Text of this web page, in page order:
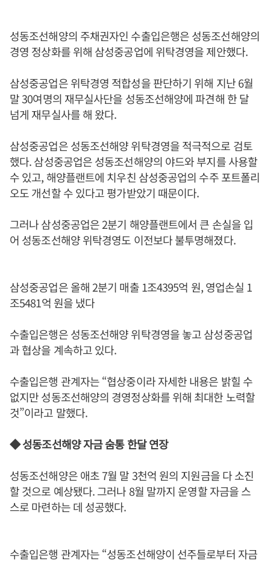
성동조선해양의 주채권자인 수출입은행은 성동조선해양의
경영 정상화를 위해 삼성중공업에 위탁경영을 제안했다.
삼성중공업은 위탁경영 적합성을 판단하기 위해 지난 6월
말 30여명의 재무실사단을 성동조선해양에 파견해 한 달
넘게 재무실사를 해 왔다.
삼성중공업은 성동조선해양 위탁경영을 적극적으로 검토
했다. 삼성중공업은 성동조선해양의 야드와 부지를 사용할
수 있고, 해양플랜트에 치우친 삼성중공업의 수주 포트폴리
오도 개선할 수 있다고 평가받았기 때문이다.
그러나 삼성중공업은 2분기 해양플랜트에서 큰 손실을 입
어 성동조선해양 위탁경영도 이전보다 불투명해졌다.
삼성중공업은 올해 2분기 매출 1조4395억 원, 영업손실 1
조5481억 원을 냈다
수출입은행은 성동조선해양 위탁경영을 놓고 삼성중공업
과 협상을 계속하고 있다.
수출입은행 관계자는 “협상중이라 자세한 내용은 밝힐 수
없지만 성동조선해양의 경영정상화를 위해 최대한 노력할
것”이라고 말했다.
◆ 성동조선해양 자금 숨통 한달 연장
성동조선해양은 애초 7월 말 3천억 원의 지원금을 다 소진
할 것으로 예상됐다. 그러나 8월 말까지 운영할 자금을 스
스로 마련하는 데 성공했다.
수출입은행 관계자는 “성동조선해양이 선주들로부터 자금